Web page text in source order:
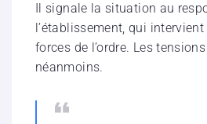
Il signale la situation au
l’établissement, qui
forces de l’ordre. Les
néanmoins.